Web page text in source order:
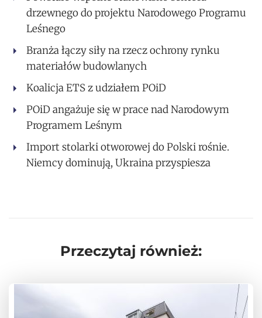
drzewnego do projektu Narodowego Programu
Leśnego
Branża łączy siły na rzecz ochrony rynku
materiałów budowlanych
Koalicja ETS z udziałem POiD
POiD angażuje się w prace nad Narodowym
Programem Leśnym
Import stolarki otworowej do Polski rośnie.
Niemcy dominują, Ukraina przyspiesza
Przeczytaj również: